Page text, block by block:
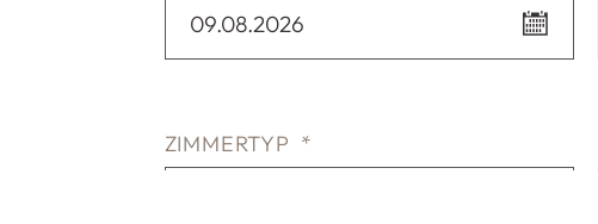
09.08.2026
ZIMMERTYP *